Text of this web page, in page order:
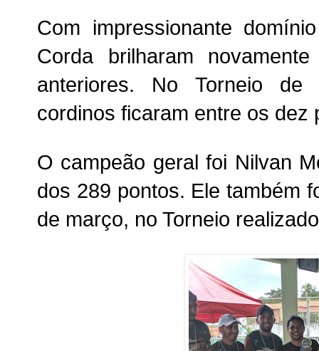
Com impressionante
Corda brilharam
anteriores. No Torneio de
cordinos ficaram entre os dez
O campeão geral foi Nilvan
dos 289 pontos. Ele também
de março, no Torneio